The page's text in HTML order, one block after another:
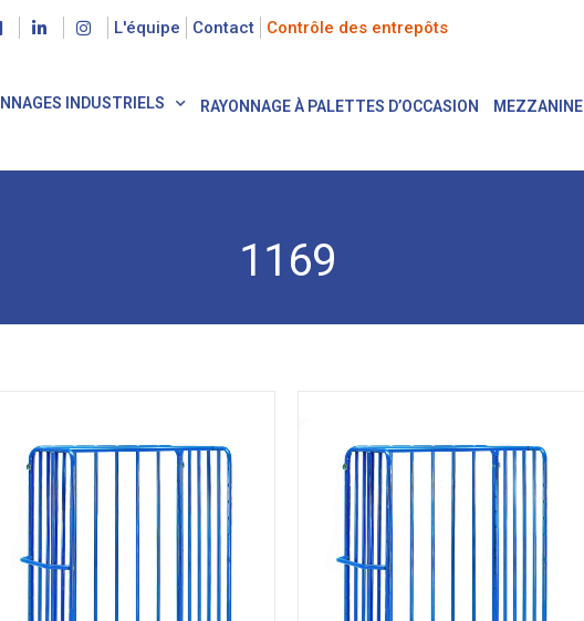
L'équipe Contact Contrôle des entrepôts
INDUSTRIELS RAYONNAGE À PALETTES D’OCCASION MEZZANINE
1169